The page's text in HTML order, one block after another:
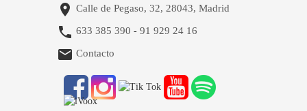
 Calle de Pegaso, 32, 28043, Madrid
 633 385 390 - 91 929 24 16
 Contacto